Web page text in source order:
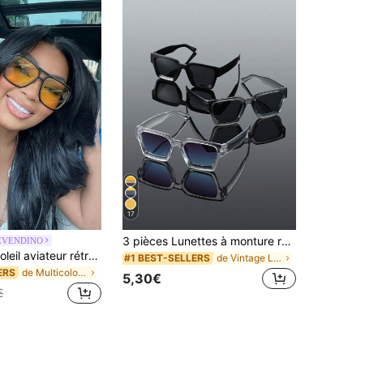
Lunettes de soleil aviateur rétro surdimensionnées pour hommes et femmes, lunettes décontractées pour les voyages et la conduite
de Multicolore Lunettes de soleil pour femmes
17
3 pièces Lunettes à monture rectangulaire en plastique pour hommes, style de rue classique épais et élégant, design minimaliste moderne, accessoire de mode polyvalent convenant à la photographie de rue, aux festivals de musique, à la pêche, à la conduite, aux activités de plein air, s'adaptant à tous les types de visage
#1 BEST-SELLERS de Vintage Lunettes et accessoires pour hommes
5,30€